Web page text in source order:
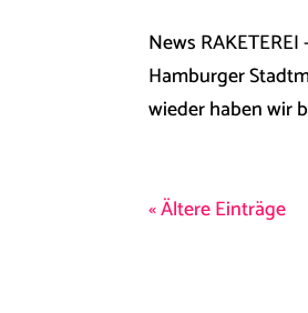
News
Hamburger
wieder haben wir
« Ältere Einträge